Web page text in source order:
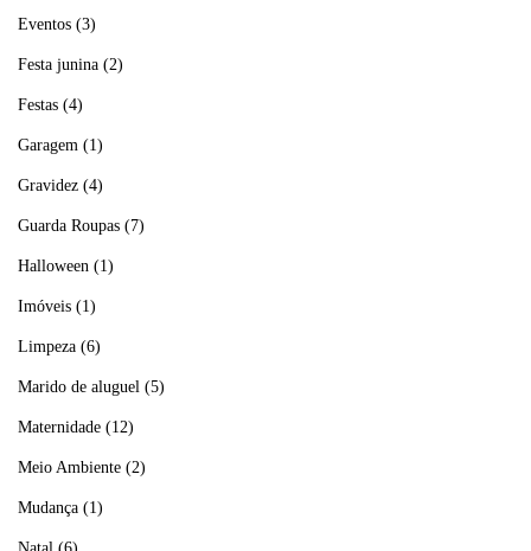
Eventos (3)
Festa junina (2)
Festas (4)
Garagem (1)
Gravidez (4)
Guarda Roupas (7)
Halloween (1)
Imóveis (1)
Limpeza (6)
Marido de aluguel (5)
Maternidade (12)
Meio Ambiente (2)
Mudança (1)